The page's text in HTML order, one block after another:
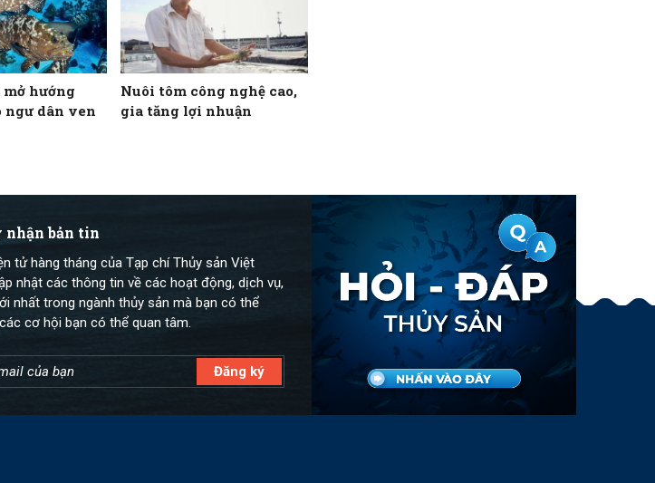
mở hướng
ngư dân ven
Nuôi tôm công nghệ cao,
gia tăng lợi nhuận
nhận bản tin
tử hàng tháng của Tạp chí Thủy sản Việt
nhật các thông tin về các hoạt động, dịch vụ,
nhất trong ngành thủy sản mà bạn có thể
cơ hội bạn có thể quan tâm.